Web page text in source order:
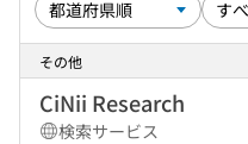
その他
CiNii Research
検索サービス